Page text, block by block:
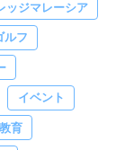
ッジマレーシア
ルフ
イベント
育